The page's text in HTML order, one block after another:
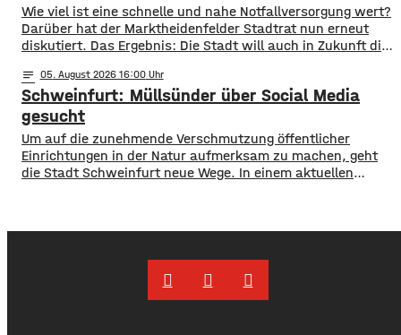
​​Wie viel ist eine schnelle und nahe Notfallversorgung wert?
Darüber hat der Marktheidenfelder Stadtrat nun erneut
diskutiert. Das Ergebnis: Die Stadt will auch in Zukunft die
finanziell unterstützen. ​Über 31.000 Euro fließen in
diesem Jahr an den entsprechenden Förderverein des
Krankenhauses. Denn: Allein im letzten Jahr haben sich
120 Menschen aus Marktheidenfeld
notes 05. August 2026 16:00
Schweinfurt: Müllsünder über Social Media
gesucht
Um auf die zunehmende Verschmutzung öffentlicher
Einrichtungen in der Natur aufmerksam zu machen, geht
die Stadt Schweinfurt neue Wege. In einem aktuellen
hingewiesen, dass Bußgelder bis …